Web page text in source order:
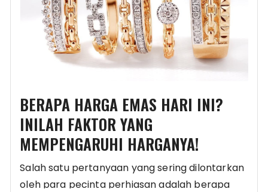
BERAPA HARGA EMAS HARI INI?
INILAH FAKTOR YANG
MEMPENGARUHI HARGANYA!
Salah satu pertanyaan yang sering dilontarkan
oleh para pecinta perhiasan adalah berapa